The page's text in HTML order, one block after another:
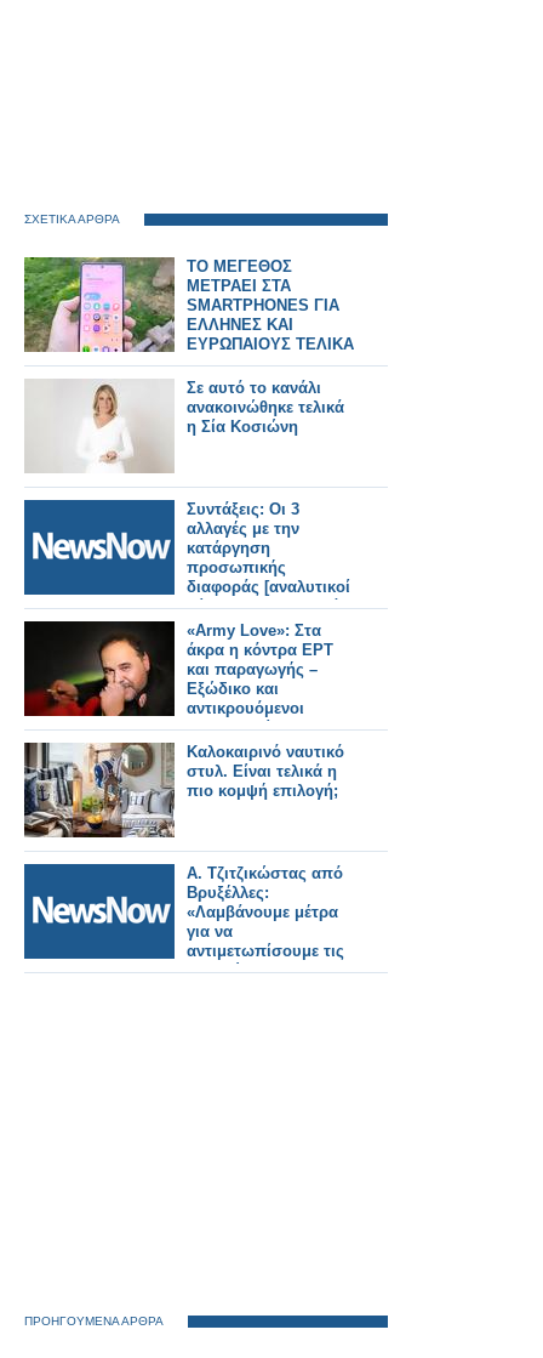
ΣΧΕΤΙΚΑ ΑΡΘΡΑ
ΤΟ ΜΕΓΕΘΟΣ
ΜΕΤΡΑΕΙ ΣΤΑ
SMARTPHONES ΓΙΑ
ΕΛΛΗΝΕΣ ΚΑΙ
ΕΥΡΩΠΑΙΟΥΣ ΤΕΛΙΚΑ
Σε αυτό το κανάλι
ανακοινώθηκε τελικά
η Σία Κοσιώνη
Συντάξεις: Οι 3
αλλαγές με την
κατάργηση
προσωπικής
διαφοράς [αναλυτικοί
πίνακες με τα τελικά
ποσά για όλα τα
ταμεία.
«Army Love»: Στα
άκρα η κόντρα ΕΡΤ
και παραγωγής –
Εξώδικο και
αντικρουόμενοι
ισχυρισμοί
Καλοκαιρινό ναυτικό
στυλ. Είναι τελικά η
πιο κομψή επιλογή;
Α. Τζιτζικώστας από
Βρυξέλλες:
«Λαμβάνουμε μέτρα
για να
αντιμετωπίσουμε τις
επιπτώσεις στον
ΠΡΟΗΓΟΥΜΕΝΑ ΑΡΘΡΑ